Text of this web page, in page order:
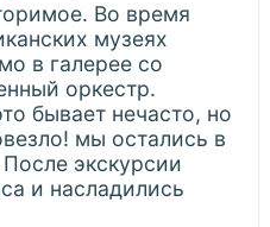
Во время
музеях
в галерее со
оркестр.
бывает нечасто, но
мы остались в
экскурсии
и насладились